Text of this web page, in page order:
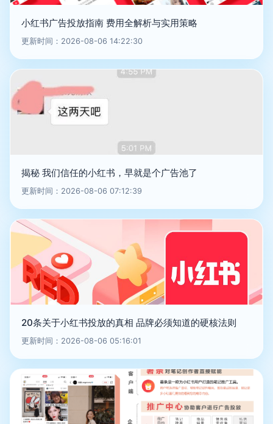
小红书广告投放指南 费用全解析与实用策略
更新时间：2026-08-06 14:22:30
揭秘 我们信任的小红书，早就是个广告池了
更新时间：2026-08-06 07:12:39
20条关于小红书投放的真相 品牌必须知道的硬核法则
更新时间：2026-08-06 05:16:01